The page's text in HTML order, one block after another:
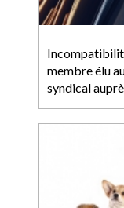
membre élu
syndical